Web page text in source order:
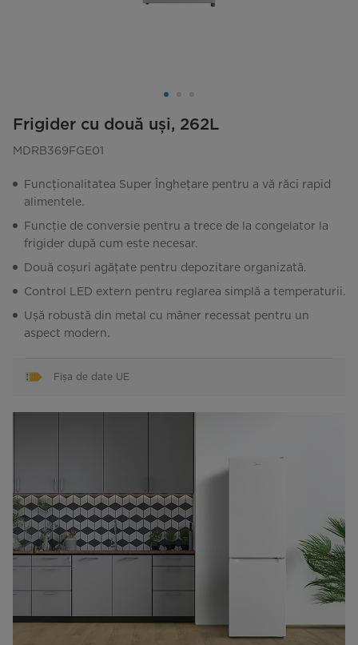
Frigider cu două uși, 262L
MDRB369FGE01
Funcționalitatea Super Înghețare pentru a vă răci rapid
alimentele.
Funcție de conversie pentru a trece de la congelator la
frigider după cum este necesar.
Două coșuri agățate pentru depozitare organizată.
Control LED extern pentru reglarea simplă a temperaturii.
Ușă robustă din metal cu mâner recessat pentru un
aspect modern.
Fișa de date UE